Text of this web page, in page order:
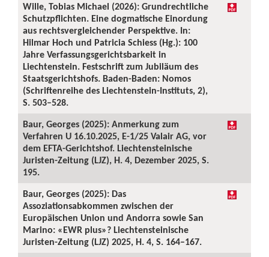
Wille, Tobias Michael (2026): Grundrechtliche
Schutzpflichten. Eine dogmatische Einordung
aus rechtsvergleichender Perspektive. In:
Hilmar Hoch und Patricia Schiess (Hg.): 100
Jahre Verfassungsgerichtsbarkeit in
Liechtenstein. Festschrift zum Jubiläum des
Staatsgerichtshofs. Baden-Baden: Nomos
(Schriftenreihe des Liechtenstein-Instituts, 2),
S. 503–528.
Baur, Georges (2025): Anmerkung zum
Verfahren U 16.10.2025, E-1/25 Valair AG, vor
dem EFTA-Gerichtshof. Liechtensteinische
Juristen-Zeitung (LJZ), H. 4, Dezember 2025, S.
195.
Baur, Georges (2025): Das
Assoziationsabkommen zwischen der
Europäischen Union und Andorra sowie San
Marino: «EWR plus»? Liechtensteinische
Juristen-Zeitung (LJZ) 2025, H. 4, S. 164–167.